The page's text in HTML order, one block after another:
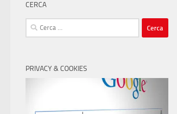
CERCA
Ricerca
per:
PRIVACY & COOKIES